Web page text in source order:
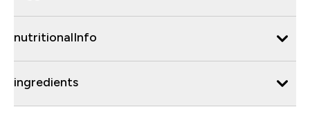
nutritionalInfo
ingredients